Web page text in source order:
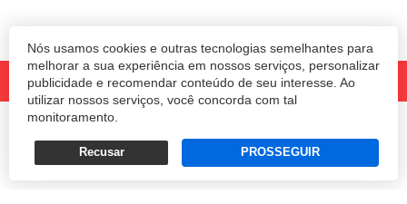
Nós usamos cookies e outras tecnologias semelhantes para
melhorar a sua experiência em nossos serviços, personalizar
publicidade e recomendar conteúdo de seu interesse. Ao
utilizar nossos serviços, você concorda com tal
monitoramento.
Recusar PROSSEGUIR
Painéis terão como foco agronegócio,
manufatura, saúde e cidades inteligentes
REDAÇÃO